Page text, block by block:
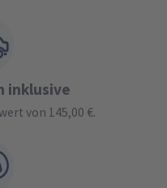
inklusive
von 145,00 €.